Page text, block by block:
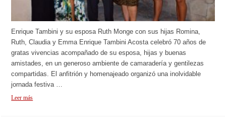
Enrique Tambini y su esposa Ruth Monge con sus hijas Romina,
Ruth, Claudia y Emma Enrique Tambini Acosta celebró 70 años de
gratas vivencias acompañado de su esposa, hijas y buenas
amistades, en un generoso ambiente de camaradería y gentilezas
compartidas. El anfitrión y homenajeado organizó una inolvidable
jornada festiva …
Leer más